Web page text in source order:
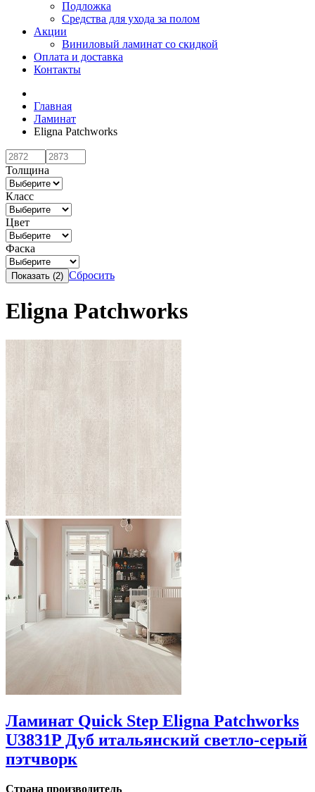
Подложка
Средства для ухода за полом
Акции
Виниловый ламинат со скидкой
Оплата и доставка
Контакты
Главная
Ламинат
Eligna Patchworks
Толщина
Класс
Цвет
Фаска
Сбросить
Eligna Patchworks
Ламинат Quick Step Eligna Patchworks
U3831P Дуб итальянский светло-серый
пэтчворк
Страна производитель